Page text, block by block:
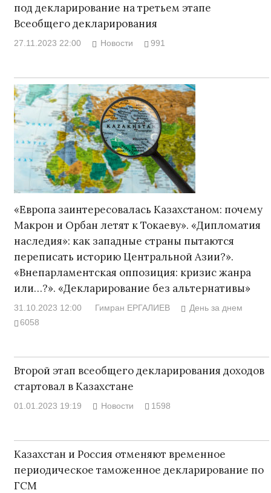
под декларирование на третьем этапе
Всеобщего декларирования
27.11.2023 22:00 Новости 991
«Европа заинтересовалась Казахстаном: почему
Макрон и Орбан летят к Токаеву». «Дипломатия
наследия»: как западные страны пытаются
переписать историю Центральной Азии?».
«Внепарламентская оппозиция: кризис жанра
или…?». «Декларирование без альтернативы»
31.10.2023 12:00 Гимран ЕРГАЛИЕВ
День за днем
6058
Второй этап всеобщего декларирования доходов
стартовал в Казахстане
01.01.2023 19:19 Новости 1598
Казахстан и Россия отменяют временное
периодическое таможенное декларирование по
ГСМ